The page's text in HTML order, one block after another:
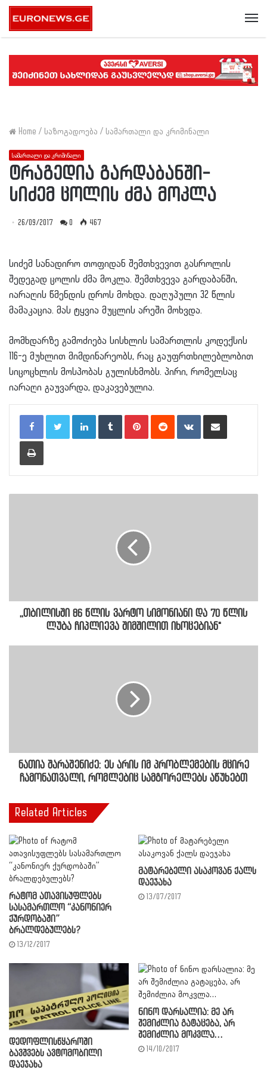
Home / საზოგადოება / სამართალი და კრიმინალი
სამართალი და კრიმინალი
ტრაგედია გარდაბანში-
სიძემ ცოლის ძმა მოკლა
26/09/2017 0 467
სიძემ სანადირო თოფიდან შემთხვევით გასროლის
შედეგად ცოლის ძმა მოკლა. შემთხვევა გარდაბანში,
იარაღის წმენდის დროს მოხდა. დაღუპული 32 წლის
მამაკაცია. მას ტყვია მუცლის არეში მოხვდა.
მომხდარზე გამოძიება სისხლის სამართლის კოდექსის
116-ე მუხლით მიმდინარეობს, რაც გაუფრთხილებლობით
სიცოცხლის მოსპობას გულისხმობს. პირი, რომელსაც
იარაღი გაუვარდა, დაკავებულია.
LinkedInTumblr PinterestReddit VKontakteShare via Email
Print
,,თბილისში 86 წლის ვარტო სიმონიანი და 70 წლის
ლუბა ჩიპლიევა შიმშილით იხოცებიან"
ნათია შარაშენიძე: ეს არის იმ პრობლემების მცირე
ჩამონათვალი, რომლებიც სამგორელებს აწუხებთ
Related Articles
რატომ ათავისუფლებს
სასამართლო “კანონიერ
ქურდობაში”
ბრალდებულებს?
13/12/2017
მატარებელი ასაკოვან ქალს
დაეჯახა
13/07/2017
დედოფლისწყაროში
ბავშვებს ავტომობილი
დაეჯახა
ნინო დარსალია: მე არ
შემიძლია გატაცება, არ
შემიძლია მოკვლა…
14/10/2017